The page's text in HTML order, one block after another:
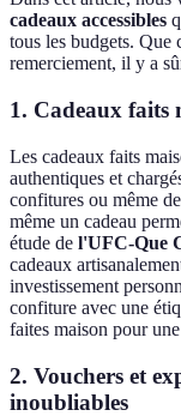
cadeaux accessibles
tous les budgets. Que
remerciement, il y a
1. Cadeaux faits
Les cadeaux faits
authentiques et
confitures ou même
même un cadeau
étude de l'UFC-Que
cadeaux
investissement
confiture avec une
faites maison pour
2. Vouchers et
inoubliables